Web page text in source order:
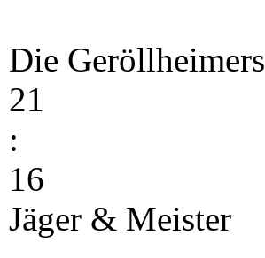
Die Geröllheimers
21
:
16
Jäger & Meister